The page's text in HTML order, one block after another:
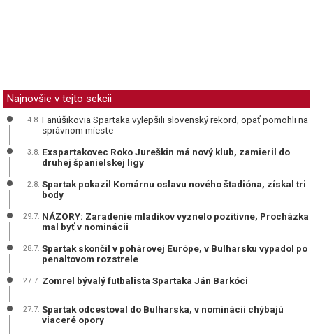
Najnovšie v tejto sekcii
4.8. Fanúšikovia Spartaka vylepšili slovenský rekord, opäť pomohli na
správnom mieste
3.8. Exspartakovec Roko Jureškin má nový klub, zamieril do
druhej španielskej ligy
2.8. Spartak pokazil Komárnu oslavu nového štadióna, získal tri
body
29.7. NÁZORY: Zaradenie mladíkov vyznelo pozitívne, Procházka
mal byť v nominácii
28.7. Spartak skončil v pohárovej Európe, v Bulharsku vypadol po
penaltovom rozstrele
27.7. Zomrel bývalý futbalista Spartaka Ján Barkóci
27.7. Spartak odcestoval do Bulharska, v nominácii chýbajú
viaceré opory